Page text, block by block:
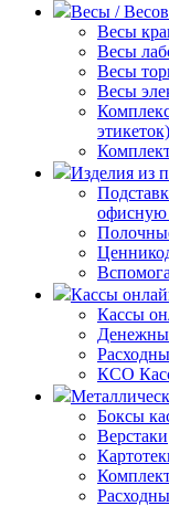
Весы /
Весы
Весы
Весы
Весы
этикеток)
Изделия из
офисную
Кассы
Кассы
КСО
Боксы
Верстаки